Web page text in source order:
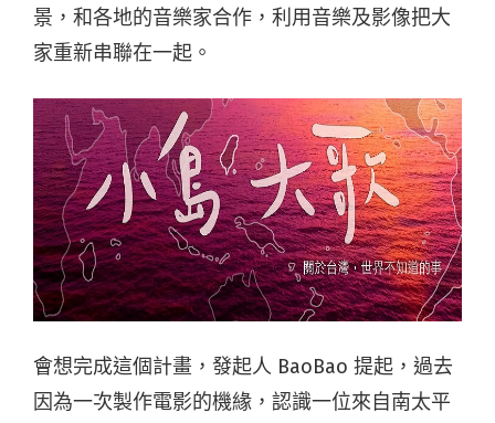
景，和各地的音樂家合作，利用音樂及影像把大
家重新串聯在一起。
會想完成這個計畫，發起人 BaoBao 提起，過去
因為一次製作電影的機緣，認識一位來自南太平